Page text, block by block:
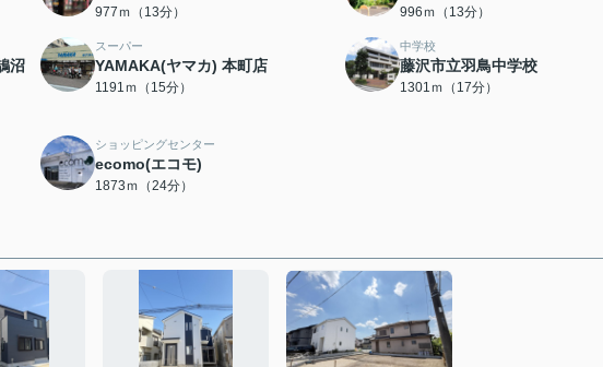
977ｍ（13分） 996ｍ（13分）
沼
スーパー
YAMAKA(ヤマカ) 本町店
1191ｍ（15分）
中学校
藤沢市立羽鳥中学校
1301ｍ（17分）
ショッピングセンター
ecomo(エコモ)
1873ｍ（24分）